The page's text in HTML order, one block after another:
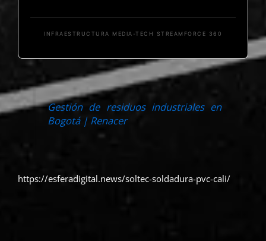
INFRAESTRUCTURA MEDIA-TECH STREAMFORCE 360
Gestión de residuos industriales en
Bogotá | Renacer
https://esferadigital.news/soltec-soldadura-pvc-cali/